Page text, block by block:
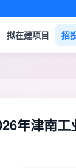
拟在建项目 招
年津南